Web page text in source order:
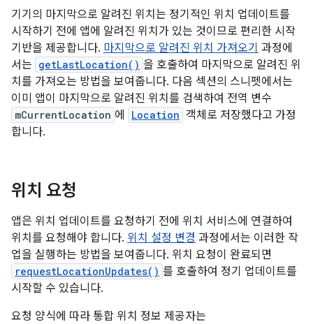
기기의 마지막으로 알려진 위치는 정기적인 위치 업데이트를
시작하기 전에 앱에 알려진 위치가 있는 것이므로 편리한 시작
기반을 제공합니다. 마지막으로 알려진 위치 가져오기 과정에
서는 getLastLocation() 을 호출하여 마지막으로 알려진 위
치를 가져오는 방법을 보여줍니다. 다음 섹션의 스니펫에서는
이미 앱이 마지막으로 알려진 위치를 검색하여 전역 변수
mCurrentLocation 에 Location 객체로 저장했다고 가정
합니다.
위치 요청
앱은 위치 업데이트를 요청하기 전에 위치 서비스에 연결하여
위치를 요청해야 합니다. 위치 설정 변경 과정에서는 이러한 작
업을 실행하는 방법을 보여줍니다. 위치 요청이 완료되면
requestLocationUpdates() 를 호출하여 정기 업데이트를
시작할 수 있습니다.
요청 양식에 따라 통합 위치 정보 제공자는